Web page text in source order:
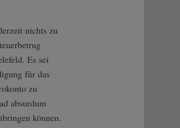
nichts zu
Es sei
für das
zu
absurdum
können.